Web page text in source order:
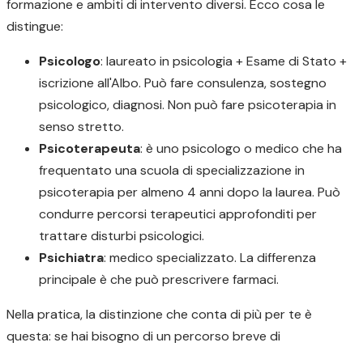
formazione e ambiti di intervento diversi. Ecco cosa le
distingue:
Psicologo: laureato in psicologia + Esame di Stato +
iscrizione all'Albo. Può fare consulenza, sostegno
psicologico, diagnosi. Non può fare psicoterapia in
senso stretto.
Psicoterapeuta: è uno psicologo o medico che ha
frequentato una scuola di specializzazione in
psicoterapia per almeno 4 anni dopo la laurea. Può
condurre percorsi terapeutici approfonditi per
trattare disturbi psicologici.
Psichiatra: medico specializzato. La differenza
principale è che può prescrivere farmaci.
Nella pratica, la distinzione che conta di più per te è
questa: se hai bisogno di un percorso breve di